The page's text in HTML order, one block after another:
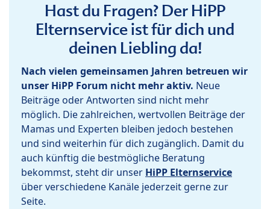
Hast du Fragen? Der HiPP
Elternservice ist für dich und
deinen Liebling da!
Nach vielen gemeinsamen Jahren betreuen wir
unser HiPP Forum nicht mehr aktiv. Neue
Beiträge oder Antworten sind nicht mehr
möglich. Die zahlreichen, wertvollen Beiträge der
Mamas und Experten bleiben jedoch bestehen
und sind weiterhin für dich zugänglich. Damit du
auch künftig die bestmögliche Beratung
bekommst, steht dir unser HiPP Elternservice
über verschiedene Kanäle jederzeit gerne zur
Seite.